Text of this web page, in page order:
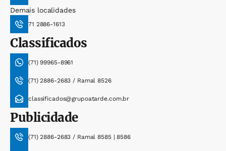
Demais localidades
71 2886-1613
Classificados
(71) 99965-8961
(71) 2886-2683 / Ramal 8526
classificados@grupoatarde.com.br
Publicidade
(71) 2886-2683 / Ramal 8585 | 8586